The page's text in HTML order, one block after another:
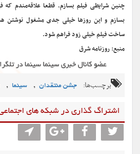
چنین شرایطی فیلم بسازم. قطعا علاقه‌مندم که
بسازم و این روزها خیلی جدی مشغول نوشتن
ساخت فیلم خیلی زود فراهم شود.
منبع: روزنامه شرق
برچسب‌ها: جشن منتقدان , سینما ,
اشتراگ گذاری در شبکه های